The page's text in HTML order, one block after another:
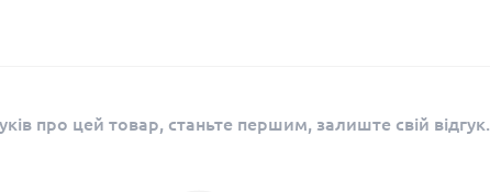
про цей товар, станьте першим, залиште свій відгук.